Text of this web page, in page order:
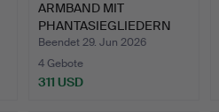
ARMBAND MIT
PHANTASIEGLIEDERN
UND FEINE GL…
Beendet 29. Jun 2026
4 Gebote
311 USD